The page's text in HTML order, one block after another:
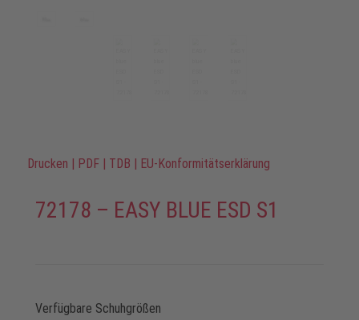
Drucken | PDF | TDB | EU-Konformitätserklärung
72178 – EASY BLUE ESD S1
Verfügbare Schuhgrößen